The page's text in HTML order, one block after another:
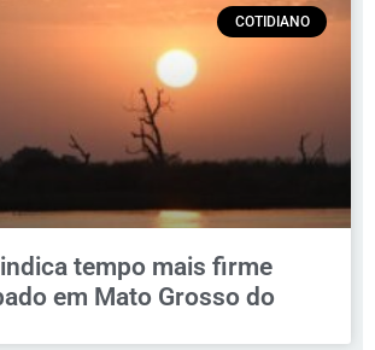
COTIDIANO
tempo mais firme
em Mato Grosso do